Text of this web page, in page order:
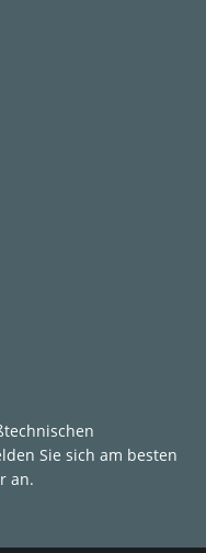
Sie sich am besten
an.